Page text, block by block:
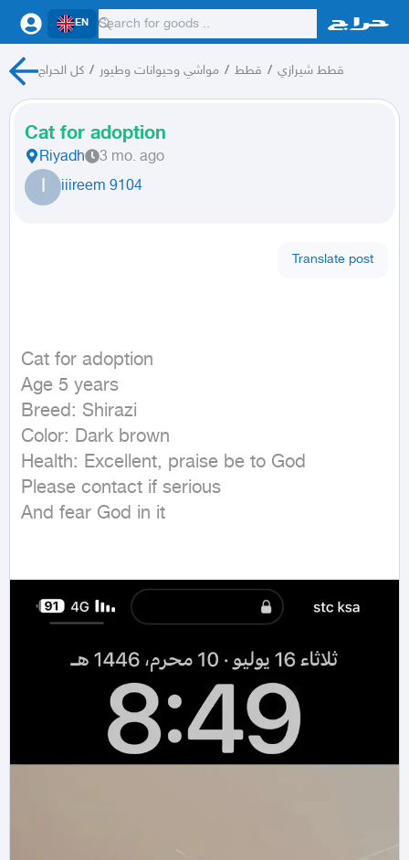
EN
كل الحراج / مواشي وحيوانات وطيور / قطط / قطط شيرازي
Cat for adoption
Riyadh 3 mo. ago
I iiireem 9104
Translate post
Cat for adoption
Age 5 years
Breed: Shirazi
Color: Dark brown
Health: Excellent, praise be to God
Please contact if serious
And fear God in it